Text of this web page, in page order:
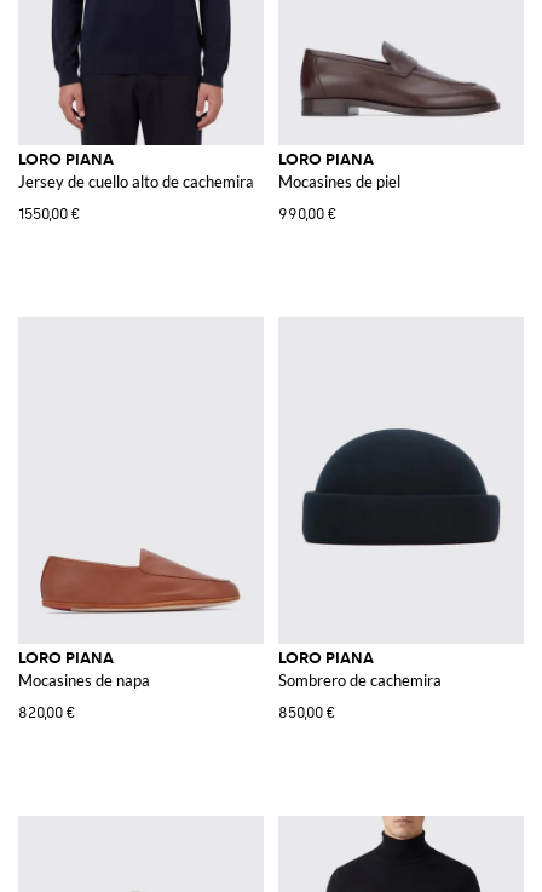
LORO PIANA
Jersey de cuello alto de cachemira
1550,00 €
LORO PIANA
Mocasines de piel
990,00 €
LORO PIANA
Mocasines de napa
820,00 €
LORO PIANA
Sombrero de cachemira
850,00 €